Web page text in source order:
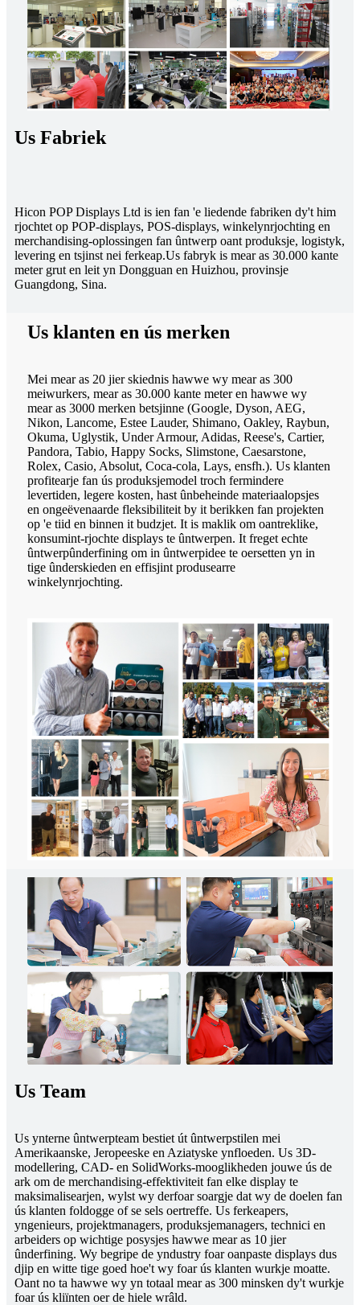
Us Fabriek
Hicon POP Displays Ltd is ien fan 'e liedende fabriken dy't him
rjochtet op POP-displays, POS-displays, winkelynrjochting en
merchandising-oplossingen fan ûntwerp oant produksje, logistyk,
levering en tsjinst nei ferkeap.Us fabryk is mear as 30.000 kante
meter grut en leit yn Dongguan en Huizhou, provinsje
Guangdong, Sina.
Us klanten en ús merken
Mei mear as 20 jier skiednis hawwe wy mear as 300
meiwurkers, mear as 30.000 kante meter en hawwe wy
mear as 3000 merken betsjinne (Google, Dyson, AEG,
Nikon, Lancome, Estee Lauder, Shimano, Oakley, Raybun,
Okuma, Uglystik, Under Armour, Adidas, Reese's, Cartier,
Pandora, Tabio, Happy Socks, Slimstone, Caesarstone,
Rolex, Casio, Absolut, Coca-cola, Lays, ensfh.). Us klanten
profitearje fan ús produksjemodel troch fermindere
levertiden, legere kosten, hast ûnbeheinde materiaalopsjes
en ongeëvenaarde fleksibiliteit by it berikken fan projekten
op 'e tiid en binnen it budzjet. It is maklik om oantreklike,
konsumint-rjochte displays te ûntwerpen. It freget echte
ûntwerpûnderfining om in ûntwerpidee te oersetten yn in
tige ûnderskieden en effisjint produsearre
winkelynrjochting.
Us Team
Us ynterne ûntwerpteam bestiet út ûntwerpstilen mei
Amerikaanske, Jeropeeske en Aziatyske ynfloeden. Us 3D-
modellering, CAD- en SolidWorks-mooglikheden jouwe ús de
ark om de merchandising-effektiviteit fan elke display te
maksimalisearjen, wylst wy derfoar soargje dat wy de doelen fan
ús klanten foldogge of se sels oertreffe. Us ferkeapers,
yngenieurs, projektmanagers, produksjemanagers, technici en
arbeiders op wichtige posysjes hawwe mear as 10 jier
ûnderfining. Wy begripe de yndustry foar oanpaste displays dus
djip en witte tige goed hoe't wy foar ús klanten wurkje moatte.
Oant no ta hawwe wy yn totaal mear as 300 minsken dy't wurkje
foar ús kliïnten oer de hiele wrâld.